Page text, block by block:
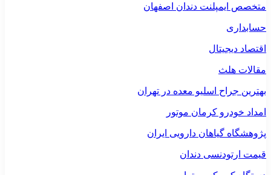
متخصص ایمپلنت دندان اصفهان
حسابداری
اقتصاد دیجیتال
مقالات هلث
بهترین جراح اسلیو معده در تهران
امداد خودرو کرمان موتور
پژوهشگاه گیاهان دارویی ایران
قیمت ارتودنسی دندان